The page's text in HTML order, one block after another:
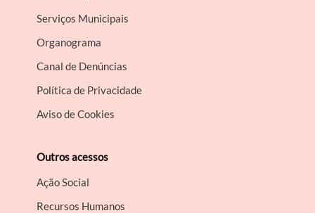
Serviços Municipais
Organograma
Canal de Denúncias
Política de Privacidade
Aviso de Cookies
Outros acessos
Ação Social
Recursos Humanos